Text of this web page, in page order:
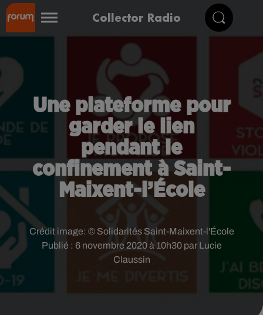
Collector Radio
Une plateforme pour
garder le lien
pendant le
confinement à Saint-
Maixent-l’École
Publié : 6 novembre 2020 à 10h30 par Lucie
Claussin
Crédit image: © Solidarités Saint-Maixent-l'École